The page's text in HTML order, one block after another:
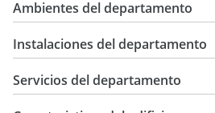
USD 89.000
2 m2
44 m2
Ambientes del departamento
Instalaciones del departamento
Servicios del departamento